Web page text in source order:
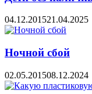
04.12.201521.04.2025
Ночной сбой
02.05.201508.12.2024